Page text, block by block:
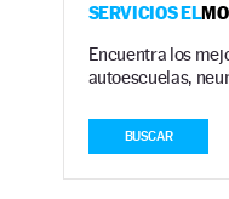
SERVICIOS EL
Encuentra los
autoescuelas,
BUSCAR